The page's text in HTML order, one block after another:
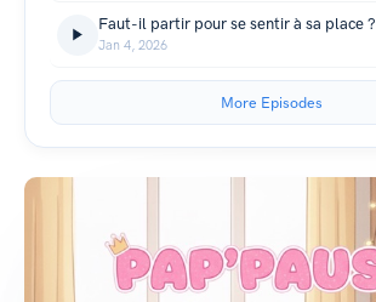
Faut-il partir pour se sentir à sa place ?
Jan 4, 2026
More Episodes